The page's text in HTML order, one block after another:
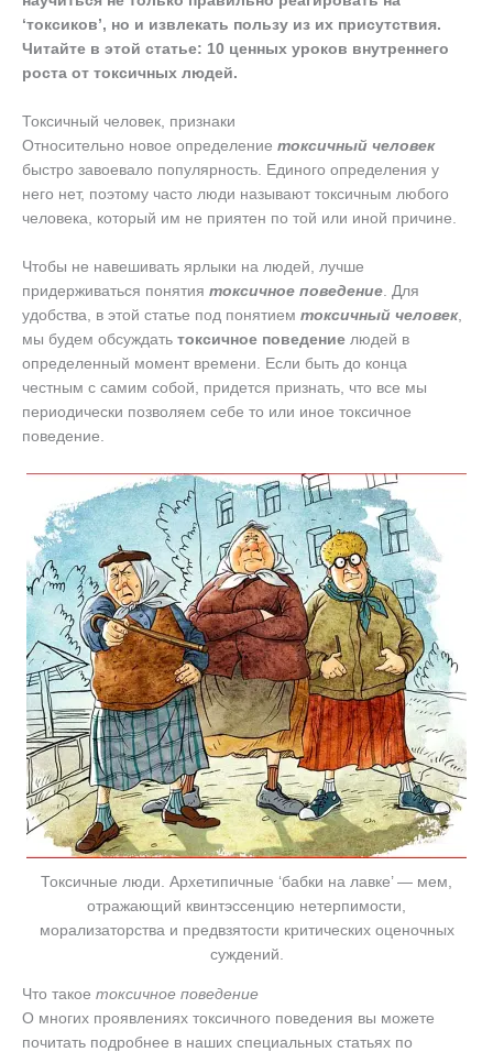
‘токсиков’, но и извлекать пользу из их присутствия.
Читайте в этой статье: 10 ценных уроков внутреннего
роста от токсичных людей.
Токсичный человек, признаки
Относительно новое определение токсичный человек
быстро завоевало популярность. Единого определения у
него нет, поэтому часто люди называют токсичным любого
человека, который им не приятен по той или иной причине.
Чтобы не навешивать ярлыки на людей, лучше
придерживаться понятия токсичное поведение. Для
удобства, в этой статье под понятием токсичный человек,
мы будем обсуждать токсичное поведение людей в
определенный момент времени. Если быть до конца
честным с самим собой, придется признать, что все мы
периодически позволяем себе то или иное токсичное
поведение.
Токсичные люди. Архетипичные ‘бабки на лавке’ — мем,
отражающий квинтэссенцию нетерпимости,
морализаторства и предвзятости критических оценочных
суждений.
Что такое токсичное поведение
О многих проявлениях токсичного поведения вы можете
почитать подробнее в наших специальных статьях по